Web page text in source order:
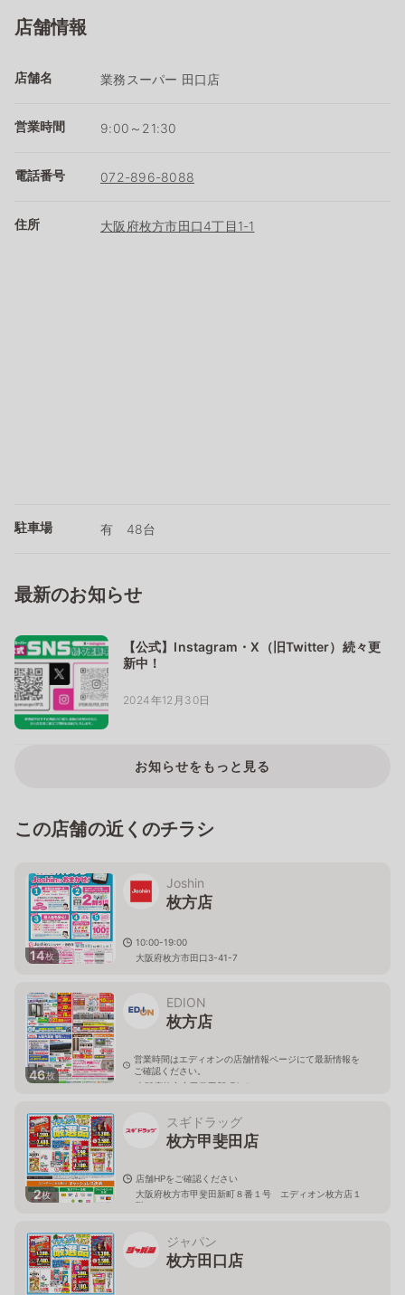
店舗情報
店舗名 業務スーパー 田口店
営業時間 9:00～21:30
電話番号 072-896-8088
住所 大阪府枚方市田口4丁目1-1
駐車場 有 48台
最新のお知らせ
【公式】Instagram・X（旧Twitter）続々更
新中！
2024年12月30日
お知らせをもっと見る
この店舗の近くのチラシ
14枚
Joshin
枚方店
10:00-19:00
大阪府枚方市田口3-41-7
46枚
EDION
枚方店
営業時間はエディオンの店舗情報ページにて最新情報を
ご確認ください。
大阪府枚方市甲斐田新町8-1
2枚
スギドラッグ
枚方甲斐田店
店舗HPをご確認ください
大阪府枚方市甲斐田新町８番１号 エディオン枚方店１
階
ジャパン
枚方田口店